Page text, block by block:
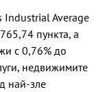
Industrial Average
пункта, а
с 0,76% до
недвижимите
най-зле